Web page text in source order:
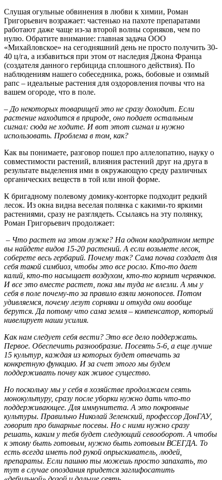
Слушая огульные обвинения в любви к химии, Роман
Григорьевич возражает: частенько на пахоте препаратами
работают даже чаще из-за второй волны сорняков, чем по
нулю. Обратите внимание: главная задача ООО
«Михайловское» на сегодняшний день не просто получить 30-
40 ц/га, а избавиться при этом от наследия Джона Франца
(создателя данного гербицида сплошного действия). По
наблюдениям нашего собеседника, рожь, бобовые и озимый
рапс – идеальные растения для оздоровления почвы что на
вашем огороде, что в поле.
– До некоторых товарищей это не сразу доходит. Если
растение находится в природе, оно подает остальным
сигнал: сюда не ходите. И вот этот сигнал и нужно
использовать. Проблема в том, как?
Как вы понимаете, разговор пошел про аллелопатию, науку о
совместимости растений, влияния растений друг на друга в
результате выделения ими в окружающую среду различных
органических веществ в той или иной форме.
К бригадному полевому домику-конторке подходит редкий
лесок. Из окна видна веселая полянка с какими-то яркими
растениями, сразу не разглядеть. Ссылаясь на эту полянку,
Роман Григорьевич продолжает:
– Что растет на этом лужке? На одном квадратном метре
вы найдете видов 15-20 растений. А если возьмете лесок,
соберете весь гербарий. Почему так? Сама почва создает для
себя такой симбиоз, чтобы это все росло. Кто-то дает
калий, кто-то насыщает воздухом, кто-то кормит червячков.
И все это вместе растет, пока мы туда не влезли. А мы у
себя в поле почему-то за правило взяли монопосев. Потом
удивляемся, почему лезут сорняки и откуда они вообще
берутся. Да потому что сама земля – компенсатор, который
нивелирует наши усилия.
Как нам следует себя вести? Это все дело поддержать.
Первое. Обеспечить разнообразие. Посеять 5-6, а еще лучше
15 культур, каждая из которых будет отвечать за
конкретную функцию. И за счет этого мы будем
поддерживать почву как живое существо.
Но поскольку мы у себя в хозяйстве продолжаем сеять
монокультуру, сразу после уборки нужно дать что-то
поддерживающее. Для иммунитета. А это покровные
культуры. Правильно Николай Зеленский, профессор ДонГАУ,
говорит про бинарные посевы. Но с ними нужно сразу
решать, каким у тебя будет следующий севооборот. А чтобы
к этому быть готовым, нужно быть готовым ВСЕГДА. То
есть всегда иметь под рукой опрыскиватель, людей,
препараты. Если пашню ты можешь просто запахать, то
тут в случае опоздания придется заглифосатить